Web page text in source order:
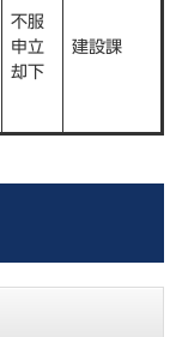
不服
申立
却下
建設課